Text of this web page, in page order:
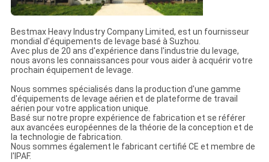
Bestmax Heavy Industry Company Limited, est un fournisseur
mondial d'équipements de levage basé à Suzhou.
Avec plus de 20 ans d'expérience dans l'industrie du levage,
nous avons les connaissances pour vous aider à acquérir votre
prochain équipement de levage.
Nous sommes spécialisés dans la production d'une gamme
d'équipements de levage aérien et de plateforme de travail
aérien pour votre application unique.
Basé sur notre propre expérience de fabrication et se référer
aux avancées européennes de la théorie de la conception et de
la technologie de fabrication.
Nous sommes également le fabricant certifié CE et membre de
l'IPAF.